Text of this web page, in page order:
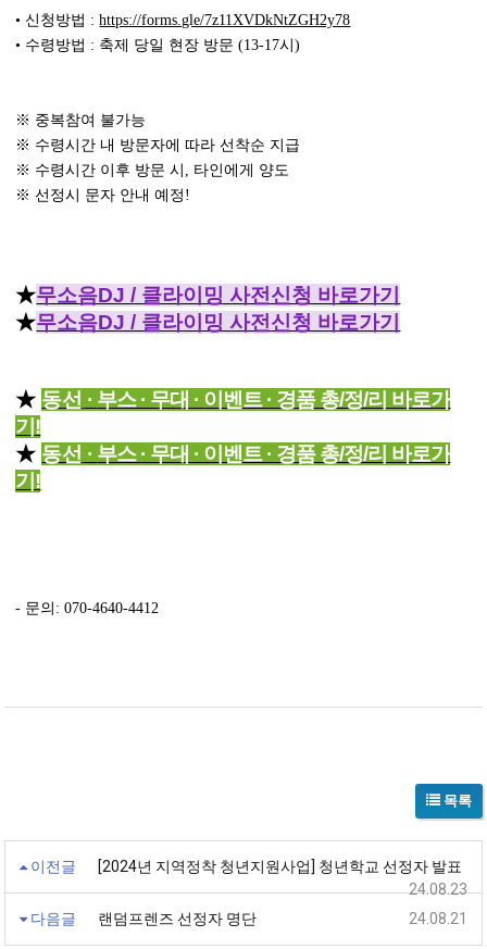
• 신청방법 :https://forms.gle/7z11XVDkNtZGH2y78
• 수령방법 : 축제 당일 현장 방문 (13-17시)
※ 중복참여 불가능
※ 수령시간 내 방문자에 따라 선착순 지급
※ 수령시간 이후 방문 시, 타인에게 양도
※ 선정시 문자 안내 예정!
★무소음DJ / 클라이밍 사전신청 바로가기
★무소음DJ / 클라이밍 사전신청 바로가기
★ 동선 · 부스 · 무대 · 이벤트 · 경품 총/정/리 바로가
기!
★ 동선 · 부스 · 무대 · 이벤트 · 경품 총/정/리 바로가
기!
- 문의: 070-4640-4412
목록
이전글
[2024년 지역정착 청년지원사업] 청년학교 선정자 발표
24.08.23
다음글
랜덤프렌즈 선정자 명단 24.08.21